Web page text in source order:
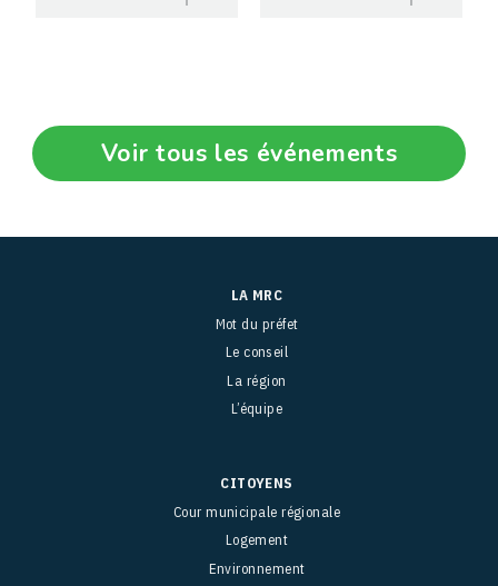
Voir tous les événements
LA MRC
Mot du préfet
Le conseil
La région
L’équipe
CITOYENS
Cour municipale régionale
Logement
Environnement